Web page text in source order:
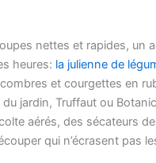
nettes et rapides, un
heures: la julienne de
et courgettes en
du jardin, Truffaut ou
aérés, des sécateurs
qui n’écrasent pas